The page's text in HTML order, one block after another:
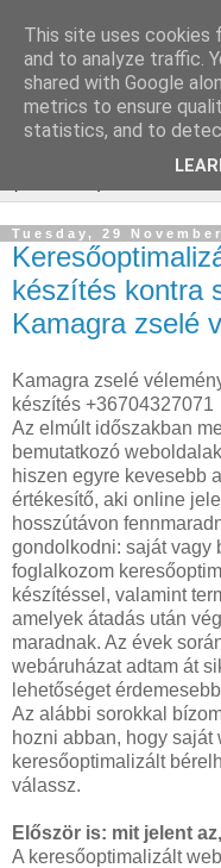
Tuesday, 29
készítés kontra
Kamagra zselé
Kamagra zselé
készítés +36704327071
Az elmúlt időszakban
bemutatkozó
hiszen egyre kevesebb
értékesítő, aki online
hosszútávon
gondolkodni: saját vagy
foglalkozom
készítéssel, valamint
amelyek átadás után
maradnak. Az évek
webáruházat adtam át
lehetőséget
Az alábbi sorokkal
hozni abban, hogy
keresőoptimalizált
válassz.
Először is: mit jelent
A keresőoptimalizált
This site uses cookies
and to analyze traffic.
shared with Google
metrics to ensure
statistics, and to